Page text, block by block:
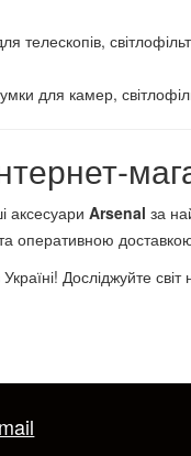
телескопів,
для камер,
аксесуариArsenal за
оперативною
Україні! Досліджуйте